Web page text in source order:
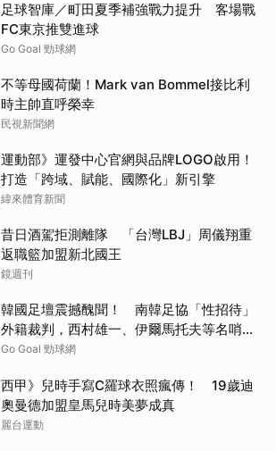
足球智庫／町田夏季補強戰力提升 客場戰
FC東京推雙進球
Go Goal 勁球網
不等母國荷蘭！Mark van Bommel接比利
時主帥直呼榮幸
民視新聞網
運動部》運發中心官網與品牌LOGO啟用！
打造「跨域、賦能、國際化」新引擎
緯來體育新聞
昔日酒駕拒測離隊 「台灣LBJ」周儀翔重
返職籃加盟新北國王
鏡週刊
韓國足壇震撼醜聞！ 南韓足協「性招待」
外籍裁判，西村雄一、伊爾馬托夫等名哨捲
入爭議
Go Goal 勁球網
西甲》兒時手寫C羅球衣照瘋傳！ 19歲迪
奧曼德加盟皇馬兒時美夢成真
麗台運動